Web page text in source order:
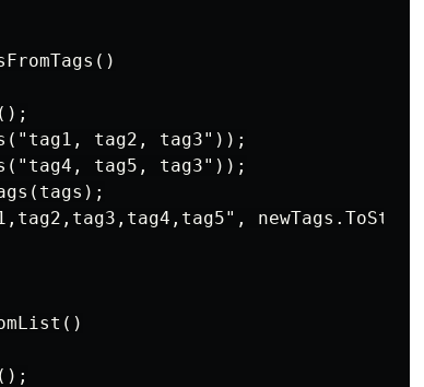
tag2, tag3"));
tag5, tag3"));